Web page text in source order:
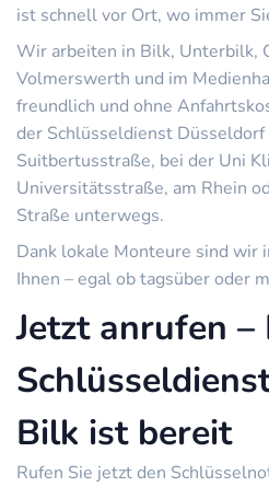
ist schnell vor Ort, wo immer
Wir arbeiten in Bilk, Unterbilk,
Volmerswerth und im
freundlich und ohne
der Schlüsseldienst
Suitbertusstraße, bei der Uni
Universitätsstraße, am Rhein
Straße unterwegs.
Dank lokale Monteure sind wir
Ihnen – egal ob tagsüber oder
Jetzt anrufen –
Bilk ist bereit
Rufen Sie jetzt den